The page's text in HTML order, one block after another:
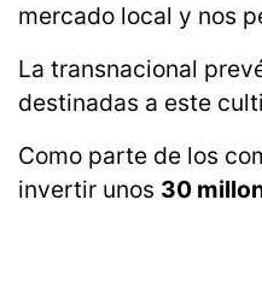
mercado local y nos
La transnacional
destinadas a este
Como parte de los
invertir unos 30